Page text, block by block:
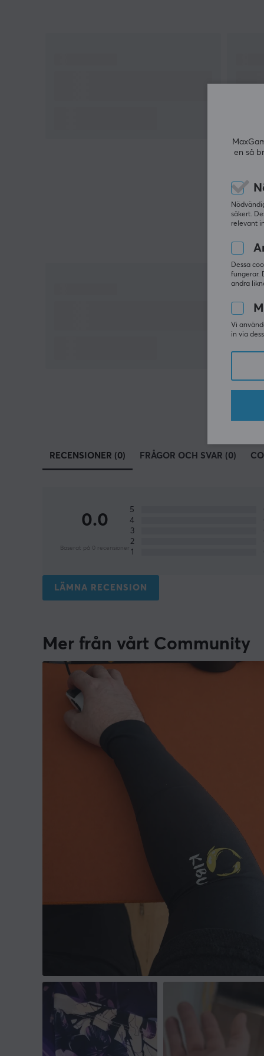
RECENSIONER (0) FRÅGOR OCH SVAR (0)
0.0
Baserat på 0 recensioner
5
4
3
2
1
LÄMNA RECENSION
Mer från vårt Community
en så
säkert.
relevant
Dessa
fungerar.
andra
Vi
in via